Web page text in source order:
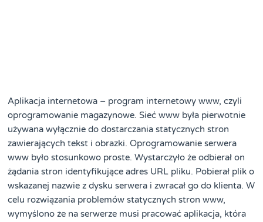
Aplikacja internetowa – program internetowy www, czyli
oprogramowanie magazynowe. Sieć www była pierwotnie
używana wyłącznie do dostarczania statycznych stron
zawierających tekst i obrazki. Oprogramowanie serwera
www było stosunkowo proste. Wystarczyło że odbierał on
żądania stron identyfikujące adres URL pliku. Pobierał plik o
wskazanej nazwie z dysku serwera i zwracał go do klienta. W
celu rozwiązania problemów statycznych stron www,
wymyślono że na serwerze musi pracować aplikacja, która